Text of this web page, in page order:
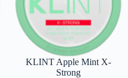
KLINT Apple Mint X-
Strong